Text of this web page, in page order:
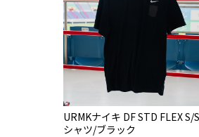
NEW
URMKナイキ DF STD FLEX S/
シャツ/ブラック